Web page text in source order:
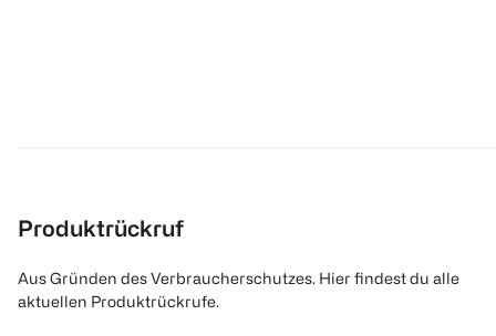
Produktrückruf
Aus Gründen des Verbraucherschutzes. Hier findest du alle
aktuellen Produktrückrufe.